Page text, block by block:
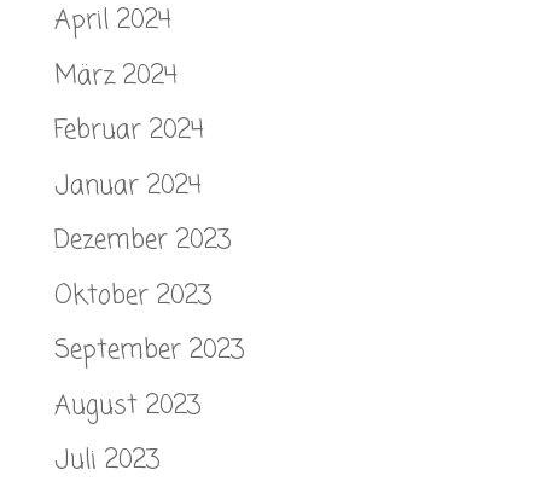
April 2024
März 2024
Februar 2024
Januar 2024
Dezember 2023
Oktober 2023
September 2023
August 2023
Juli 2023